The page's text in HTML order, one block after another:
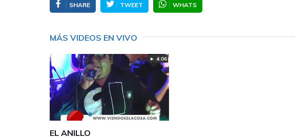
SHARE TWEET WHATS
MÁS VIDEOS EN VIVO
► 4:06
EL ANILLO